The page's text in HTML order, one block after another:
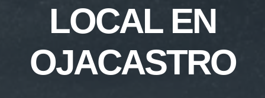
LOCAL EN
OJACASTRO